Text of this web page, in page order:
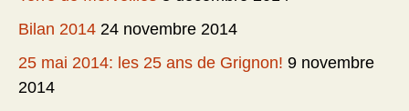
Bilan 2014 24 novembre 2014
25 mai 2014: les 25 ans de Grignon! 9 novembre
2014